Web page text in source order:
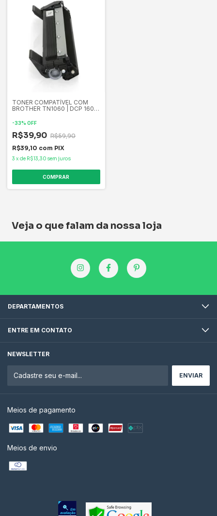
TONER COMPATÍVEL COM
BROTHER TN1060 | DCP 1602
1202
-33% OFF
R$39,90 R$59,90
R$39,10 com PIX
3 x de R$13,30 sem juros
Veja o que falam da nossa loja
DEPARTAMENTOS
ENTRE EM CONTATO
NEWSLETTER
Meios de pagamento
Meios de envio